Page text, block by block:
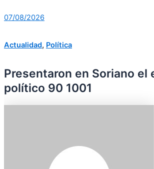
07/08/2026
Actualidad, Política
Presentaron en Soriano el
político 90 1001